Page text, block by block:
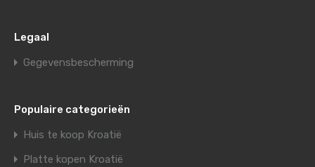
Legaal
Gegevensbescherming
Populaire categorieën
Huis te koop Kroatië
Platte kopen Kroatië